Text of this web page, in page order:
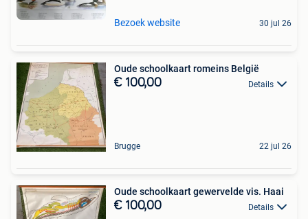
Bezoek website 30 jul 26
Oude schoolkaart romeins België
€ 100,00 Details
Brugge 22 jul 26
Oude schoolkaart gewervelde vis. Haai
€ 100,00 Details